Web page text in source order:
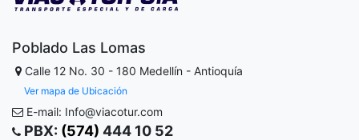
Poblado Las Lomas
Calle 12 No. 30 - 180 Medellín - Antioquía
Ver mapa de Ubicación
E-mail: Info@viacotur.com
PBX: (574) 444 10 52